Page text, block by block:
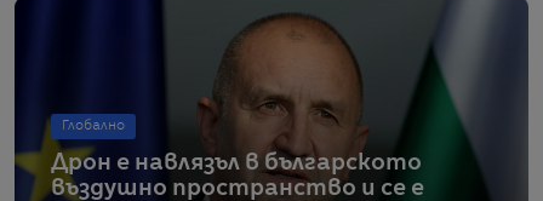
Глобално
Дрон е навлязъл в българското
въздушно пространство и се е